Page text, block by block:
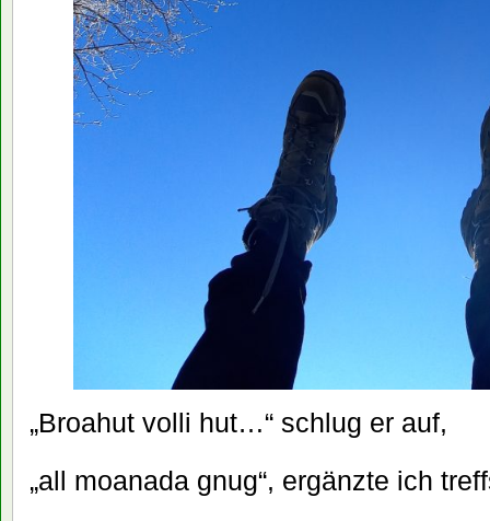
„Broahut volli hut…“ schlug er auf,
„all moanada gnug“, ergänzte ich